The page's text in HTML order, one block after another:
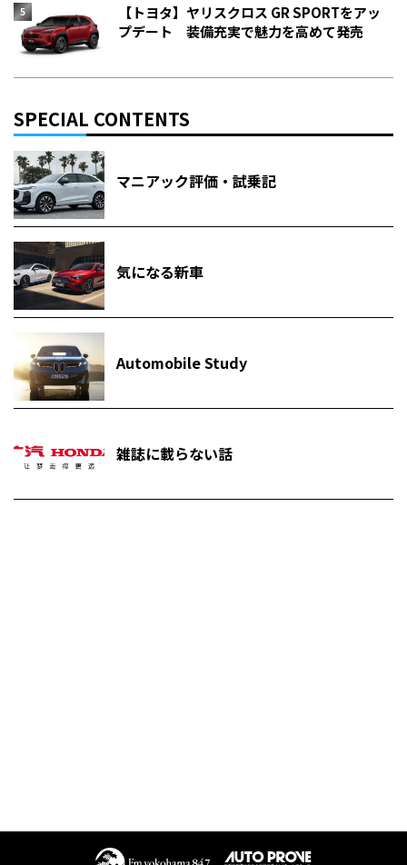
【トヨタ】ヤリスクロス GR SPORTをアッ
プデート 装備充実で魅力を高めて発売
SPECIAL CONTENTS
マニアック評価・試乗記
気になる新車
Automobile Study
雑誌に載らない話